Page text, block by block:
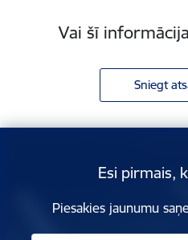
Vai šī
Sniegt
Esi pirmais,
Piesakies jaunumu